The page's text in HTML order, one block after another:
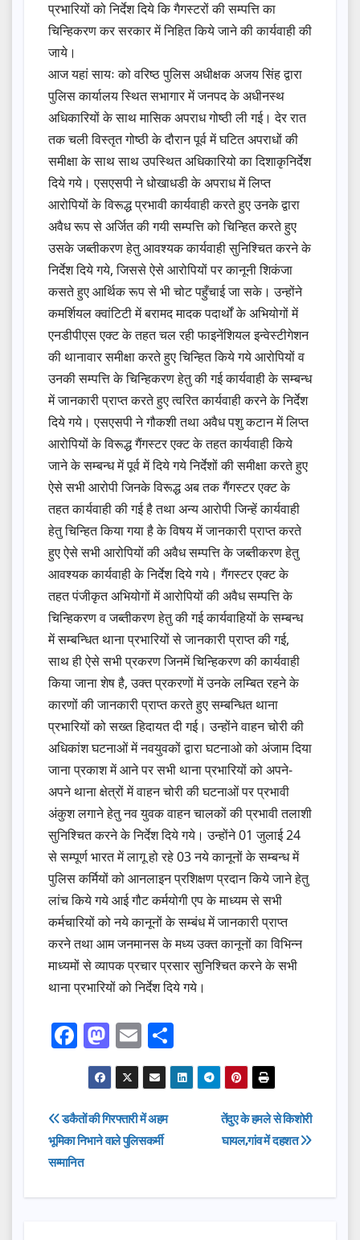
प्रभारियों को निर्देश दिये कि गैगस्टरों की सम्पत्ति का
चिन्हिकरण कर सरकार में निहित किये जाने की कार्यवाही की
जाये।
आज यहां सायः को वरिष्ठ पुलिस अधीक्षक अजय सिंह द्वारा
पुलिस कार्यालय स्थित सभागार में जनपद के अधीनस्थ
अधिकारियों के साथ मासिक अपराध गोष्ठी ली गई। देर रात
तक चली विस्तृत गोष्ठी के दौरान पूर्व में घटित अपराधों की
समीक्षा के साथ साथ उपस्थित अधिकारियो का दिशाकृनिर्देश
दिये गये। एसएसपी ने धोखाधडी के अपराध में लिप्त
आरोपियों के विरूद्ध प्रभावी कार्यवाही करते हुए उनके द्वारा
अवैध रूप से अर्जित की गयी सम्पत्ति को चिन्हित करते हुए
उसके जब्तीकरण हेतु आवश्यक कार्यवाही सुनिश्चित करने के
निर्देश दिये गये, जिससे ऐसे आरोपियों पर कानूनी शिकंजा
कसते हुए आर्थिक रूप से भी चोट पहुँचाई जा सके। उन्होंने
कमर्शियल क्वांटिटी में बरामद मादक पदार्थों के अभियोगों में
एनडीपीएस एक्ट के तहत चल रही फाइनेंशियल इन्वेस्टीगेशन
की थानावार समीक्षा करते हुए चिन्हित किये गये आरोपियों व
उनकी सम्पत्ति के चिन्हिकरण हेतु की गई कार्यवाही के सम्बन्ध
में जानकारी प्राप्त करते हुए त्वरित कार्यवाही करने के निर्देश
दिये गये। एसएसपी ने गौकशी तथा अवैध पशु कटान में लिप्त
आरोपियों के विरूद्ध गैंगस्टर एक्ट के तहत कार्यवाही किये
जाने के सम्बन्ध में पूर्व में दिये गये निर्देशों की समीक्षा करते हुए
ऐसे सभी आरोपी जिनके विरूद्ध अब तक गैंगस्टर एक्ट के
तहत कार्यवाही की गई है तथा अन्य आरोपी जिन्हें कार्यवाही
हेतु चिन्हित किया गया है के विषय में जानकारी प्राप्त करते
हुए ऐसे सभी आरोपियों की अवैध सम्पत्ति के जब्तीकरण हेतु
आवश्यक कार्यवाही के निर्देश दिये गये। गैंगस्टर एक्ट के
तहत पंजीकृत अभियोगों में आरोपियों की अवैध सम्पत्ति के
चिन्हिकरण व जब्तीकरण हेतु की गई कार्यवाहियों के सम्बन्ध
में सम्बन्धित थाना प्रभारियों से जानकारी प्राप्त की गई,
साथ ही ऐसे सभी प्रकरण जिनमें चिन्हिकरण की कार्यवाही
किया जाना शेष है, उक्त प्रकरणों में उनके लम्बित रहने के
कारणों की जानकारी प्राप्त करते हुए सम्बन्धित थाना
प्रभारियों को सख्त हिदायत दी गई। उन्होंने वाहन चोरी की
अधिकांश घटनाओं में नवयुवकों द्वारा घटनाओ को अंजाम दिया
जाना प्रकाश में आने पर सभी थाना प्रभारियों को अपने-
अपने थाना क्षेत्रों में वाहन चोरी की घटनाओं पर प्रभावी
अंकुश लगाने हेतु नव युवक वाहन चालकों की प्रभावी तलाशी
सुनिश्चित करने के निर्देश दिये गये। उन्होंने 01 जुलाई 24
से सम्पूर्ण भारत में लागू हो रहे 03 नये कानूनों के सम्बन्ध में
पुलिस कर्मियों को आनलाइन प्रशिक्षण प्रदान किये जाने हेतु
लांच किये गये आई गौट कर्मयोगी एप के माध्यम से सभी
कर्मचारियों को नये कानूनों के सम्बंध में जानकारी प्राप्त
करने तथा आम जनमानस के मध्य उक्त कानूनों का विभिन्न
माध्यमों से व्यापक प्रचार प्रसार सुनिश्चित करने के सभी
थाना प्रभारियों को निर्देश दिये गये।
F
a
c
e
b
o
o
M
a
st
o
d
n
E
m
ail
h
ar
Post
navigation
तेंदुए के हमले से किशोरी
घायल,गांव में दहशत
डकैतों की गिरफ्तारी में अहम
भूमिका निभाने वाले पुलिसकर्मी
सम्मानित